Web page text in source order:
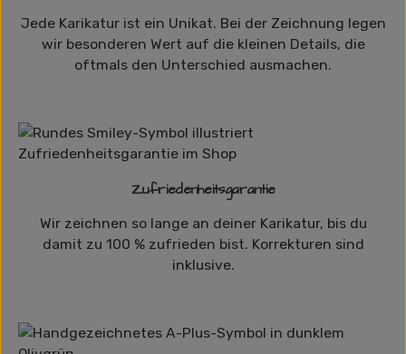
Jede Karikatur ist ein Unikat. Bei der Zeichnung legen
wir besonderen Wert auf die kleinen Details, die
oftmals den Unterschied ausmachen.
Zufriedenheitsgarantie
Wir zeichnen so lange an deiner Karikatur, bis du
damit zu 100 % zufrieden bist. Korrekturen sind
inklusive.